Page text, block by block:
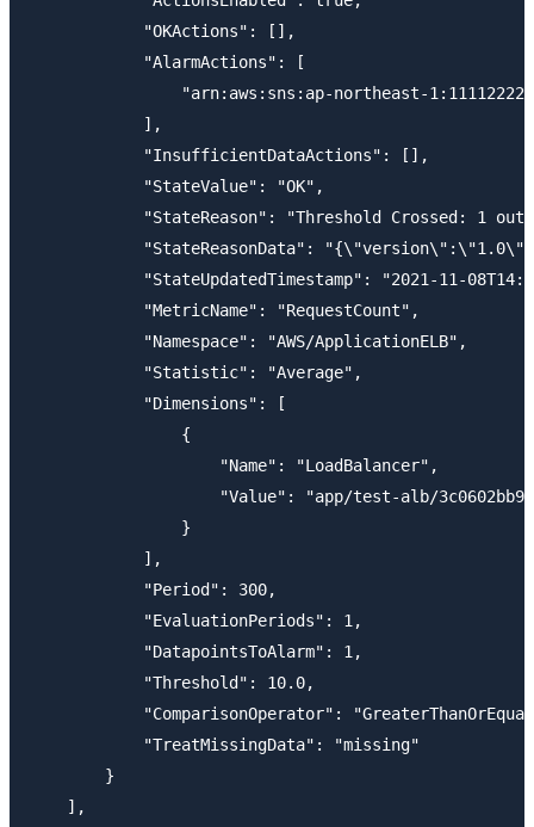
            "OKActions": [],
            "AlarmActions": [
"arn:aws:sns:ap-northeast-
            ],
            "InsufficientDataActions": [],
            "StateValue": "OK",
"StateReason": "Threshold Crossed: 1
"StateReasonData":
"StateUpdatedTimestamp": "2021-11-
            "MetricName": "RequestCount",
            "Namespace": "AWS/ApplicationELB",
            "Statistic": "Average",
            "Dimensions": [
                {
                    "Name": "LoadBalancer",
"Value": "app/test-alb/
                }
            ],
            "Period": 300,
            "EvaluationPeriods": 1,
            "DatapointsToAlarm": 1,
            "Threshold": 10.0,
"ComparisonOperator":
            "TreatMissingData": "missing"
        }
    ],